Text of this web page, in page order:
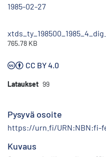
1985-02-27
765.78 KB
CC BY 4.0
Lataukset 99
Pysyvä osoite
https://urn.fi/URN:NBN:fi-
Kuvaus